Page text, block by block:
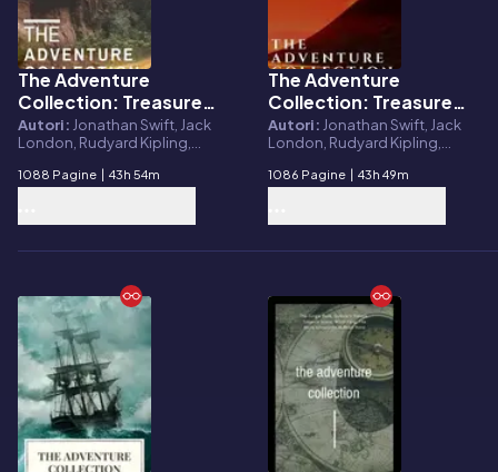
E-book
The Adventure
Collection: Treasure
Island, The Jungle
Book, Gulliver's
Travels....
Autori: Jonathan Swift, Jack
London, Rudyard Kipling,
Stevenson
1088 Pagine | 43h 54m
E-book
The Adventure
Collection: Treasure
Island, The Jungle
Book, Gulliver's
Travels...
Autori: Jonathan Swift, Jack
London, Rudyard Kipling,
Stevenson, Reading Time
1086 Pagine | 43h 49m